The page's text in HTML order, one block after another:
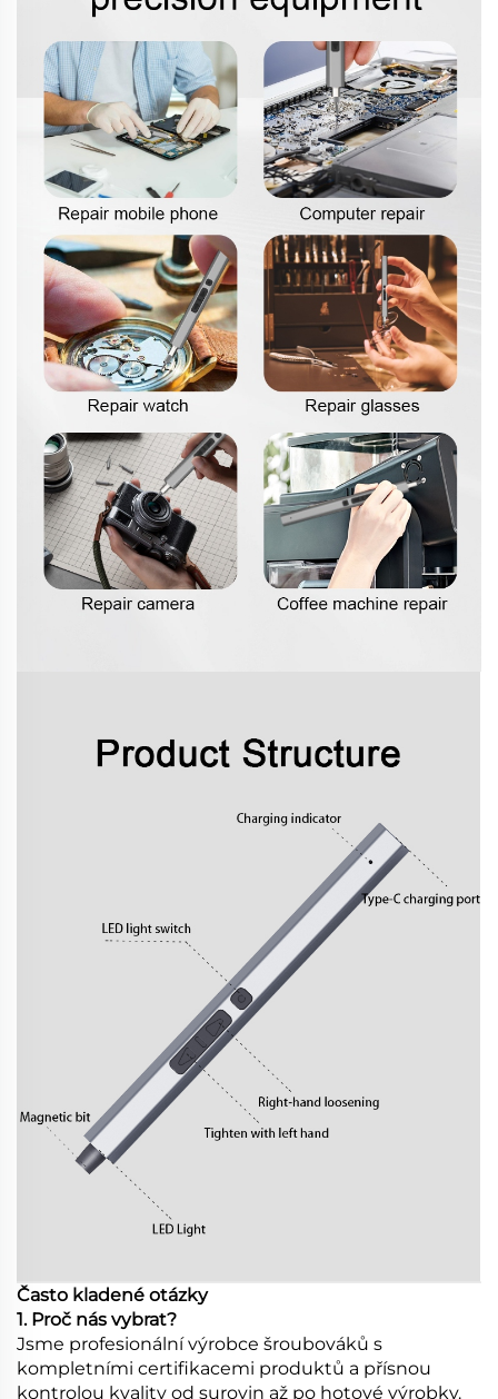
Často kladené otázky
1. Proč nás vybrat?
Jsme profesionální výrobce šroubováků s
kompletními certifikacemi produktů a přísnou
kontrolou kvality od surovin až po hotové výrobky.